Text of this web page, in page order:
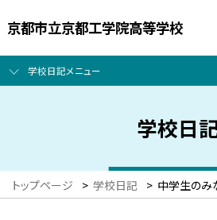
京都市立京都工学院高等学校
学校日記メニュー
学校日
トップページ > 学校日記 > 中学生のみ